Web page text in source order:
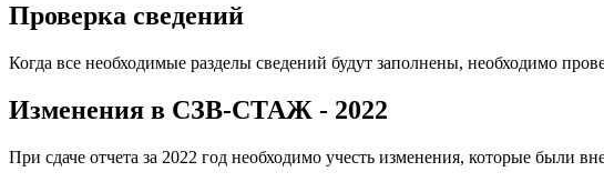
Проверка сведений
Когда все необходимые разделы сведений будут заполнены, необходимо
Изменения в СЗВ-СТАЖ - 2022
При сдаче отчета за 2022 год необходимо учесть изменения, которые были